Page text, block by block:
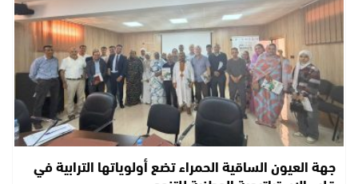
جهة العيون الساقية الحمراء تضع أولوياتها الترابية في